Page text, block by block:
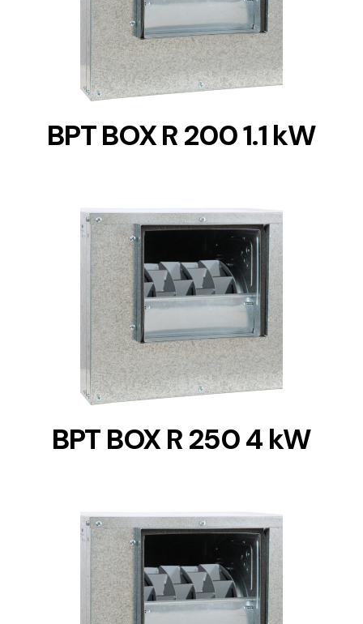
DETAILS
BPT BOX R 200 1.1 kW
DETAILS
BPT BOX R 250 4 kW
DETAILS